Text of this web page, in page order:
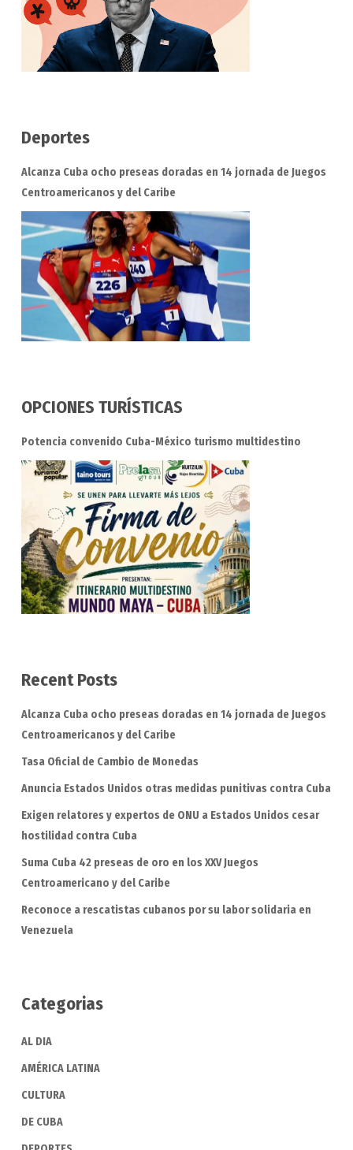
Deportes
Alcanza Cuba ocho preseas doradas en 14 jornada de Juegos
Centroamericanos y del Caribe
OPCIONES TURÍSTICAS
Potencia convenido Cuba-México turismo multidestino
Recent Posts
Alcanza Cuba ocho preseas doradas en 14 jornada de Juegos
Centroamericanos y del Caribe
Tasa Oficial de Cambio de Monedas
Anuncia Estados Unidos otras medidas punitivas contra Cuba
Exigen relatores y expertos de ONU a Estados Unidos cesar
hostilidad contra Cuba
Suma Cuba 42 preseas de oro en los XXV Juegos
Centroamericano y del Caribe
Reconoce a rescatistas cubanos por su labor solidaria en
Venezuela
Categorias
AL DIA
AMÉRICA LATINA
CULTURA
DE CUBA